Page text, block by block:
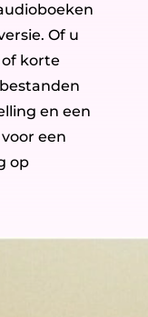
Of u
korte
en een
een
op